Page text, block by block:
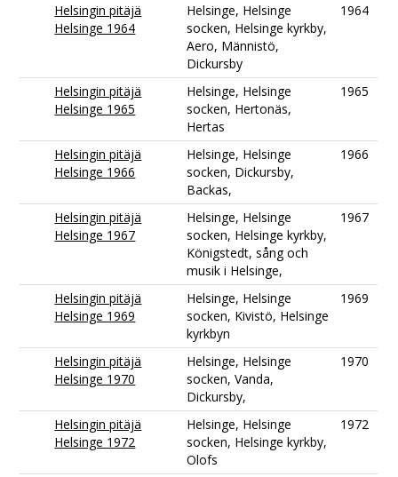
Helsingin pitäjä
Helsinge 1964
Helsinge, Helsinge
socken, Helsinge kyrkby,
Aero, Männistö,
Dickursby
1964
Helsingin pitäjä
Helsinge 1965
Helsinge, Helsinge
socken, Hertonäs,
Hertas
1965
Helsingin pitäjä
Helsinge 1966
Helsinge, Helsinge
socken, Dickursby,
Backas,
1966
Helsingin pitäjä
Helsinge 1967
Helsinge, Helsinge
socken, Helsinge kyrkby,
Königstedt, sång och
musik i Helsinge,
1967
Helsingin pitäjä
Helsinge 1969
Helsinge, Helsinge
socken, Kivistö, Helsinge
kyrkbyn
1969
Helsingin pitäjä
Helsinge 1970
Helsinge, Helsinge
socken, Vanda,
Dickursby,
1970
Helsingin pitäjä
Helsinge 1972
Helsinge, Helsinge
socken, Helsinge kyrkby,
Olofs
1972